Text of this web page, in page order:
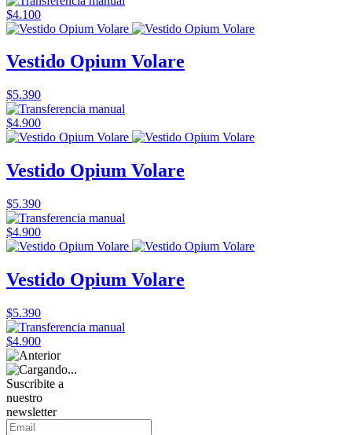
$4.100
Vestido Opium Volare
$5.390
$4.900
Vestido Opium Volare
$5.390
$4.900
Vestido Opium Volare
$5.390
$4.900
Suscribite a
nuestro
newsletter